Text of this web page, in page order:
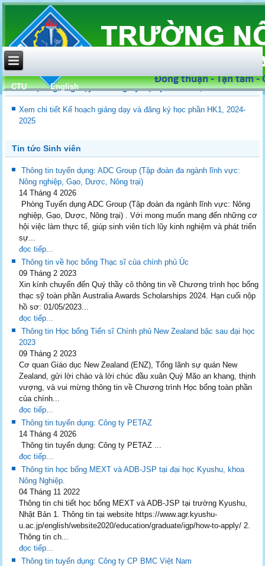
CTU English
Kế hoạch giảng dạy và đăng ký học phần HK1, 2024-2025
Xem chi tiết Kế hoạch giảng dạy và đăng ký học phần HK1, 2024-
2025
Tin tức Sinh viên
Thông tin tuyển dụng: ADC Group (Tập đoàn đa ngành lĩnh vực:
Nông nghiệp, Gạo, Dược, Nông trại)
14 Tháng 4 2026
Phòng Tuyển dụng ADC Group (Tập đoàn đa ngành lĩnh vực: Nông
nghiệp, Gạo, Dược, Nông trại) . Với mong muốn mang đến những cơ
hội việc làm thực tế, giúp sinh viên tích lũy kinh nghiệm và phát triển
sự...
đọc tiếp...
Thông tin về học bổng Thạc sĩ của chính phủ Úc
09 Tháng 2 2023
Xin kính chuyển đến Quý thầy cô thông tin về Chương trình học bổng
thạc sỹ toàn phần Australia Awards Scholarships 2024. Hạn cuối nộp
hồ sơ: 01/05/2023...
đọc tiếp...
Thông tin Học bổng Tiến sĩ Chính phủ New Zealand bậc sau đại học
2023
09 Tháng 2 2023
Cơ quan Giáo dục New Zealand (ENZ), Tổng lãnh sự quán New
Zealand, gửi lời chào và lời chúc đầu xuân Quý Mão an khang, thịnh
vượng, và vui mừng thông tin về Chương trình Học bổng toàn phần
của chính...
đọc tiếp...
Thông tin tuyển dụng: Công ty PETAZ
14 Tháng 4 2026
Thông tin tuyển dụng: Công ty PETAZ ...
đọc tiếp...
Thông tin học bổng MEXT và ADB-JSP tại đại học Kyushu, khoa
Nông Nghiệp.
04 Tháng 11 2022
Thông tin chi tiết học bổng MEXT và ADB-JSP tại trường Kyushu,
Nhật Bản 1. Thông tin tại website https://www.agr.kyushu-
u.ac.jp/english/website2020/education/graduate/igp/how-to-apply/ 2.
Thông tin ch...
đọc tiếp...
Thông tin tuyển dụng: Công ty CP BMC Việt Nam